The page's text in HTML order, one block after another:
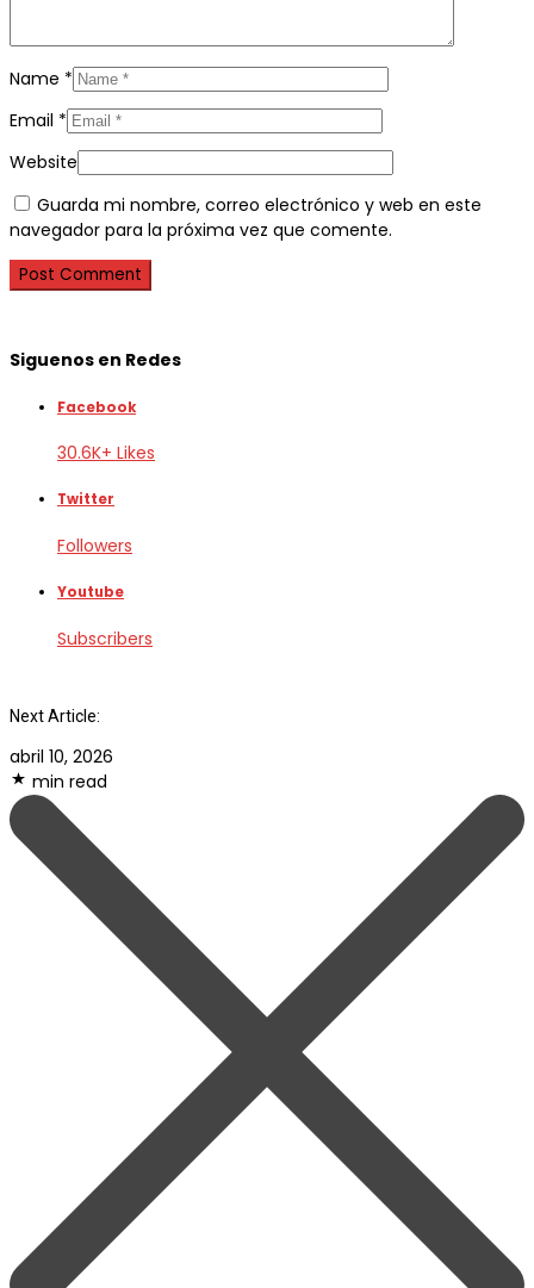
Name *
Email *
Website
Guarda mi nombre, correo electrónico y web en este
navegador para la próxima vez que comente.
Siguenos en Redes
Facebook
30.6K+ Likes
Twitter
Followers
Youtube
Subscribers
Next Article:
abril 10, 2026
min read